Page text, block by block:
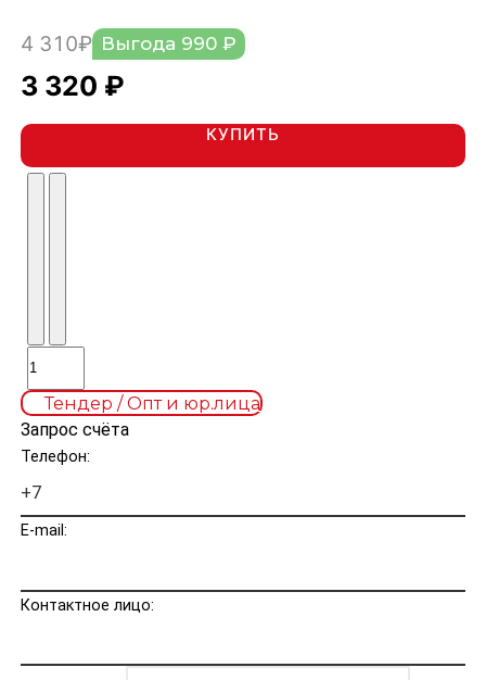
4 310₽ Выгода 990 ₽
3 320 ₽
КУПИТЬ
Тендер / Опт и юр.лица
Запрос счёта
Телефон:
E-mail:
Контактное лицо: